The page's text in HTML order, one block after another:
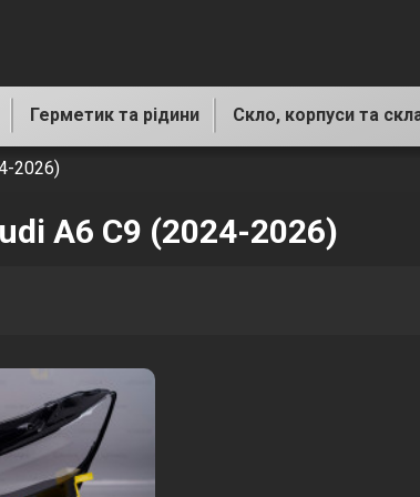
Герметик та рідини Скло, корпуси та
2026)
A6 C9 (2024-2026)